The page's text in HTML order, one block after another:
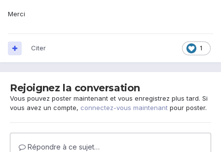
Merci
1
Citer
Rejoignez la conversation
Vous pouvez poster maintenant et vous enregistrez plus tard. Si
vous avez un compte, connectez-vous maintenant pour poster.
Répondre à ce sujet…